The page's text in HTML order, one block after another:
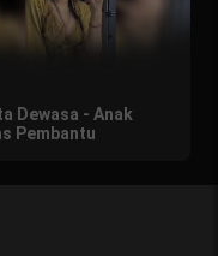
Dewasa - Anak
Pembantu